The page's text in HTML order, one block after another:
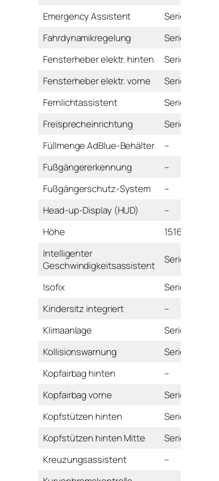
Emergency Assistent
Serie
Fahrdynamikregelung
Serie
Fensterheber elektr. hinten
Serie
Fensterheber elektr. vorne
Serie
Fernlichtassistent
Serie
Freisprecheinrichtung
Serie
Füllmenge AdBlue-Behälter
–
Fußgängererkennung
–
Fußgängerschutz-System
–
Head-up-Display (HUD)
–
Höhe
1516 mm
Intelligenter
Geschwindigkeitsassistent
Serie
Isofix
Serie
Kindersitz integriert
–
Klimaanlage
Serie
Kollisionswarnung
Serie
Kopfairbag hinten
–
Kopfairbag vorne
Serie
Kopfstützen hinten
Serie
Kopfstützen hinten Mitte
Serie
Kreuzungsassistent
–